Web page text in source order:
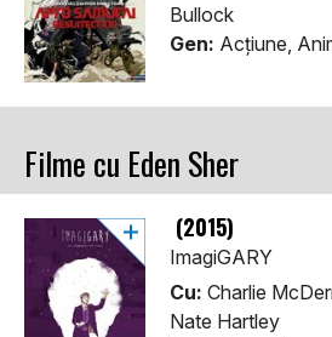
Bullock
Gen: Acţiune,
Filme cu Eden Sher
(2015)
ImagiGARY
Cu: Charlie
Nate Hartley